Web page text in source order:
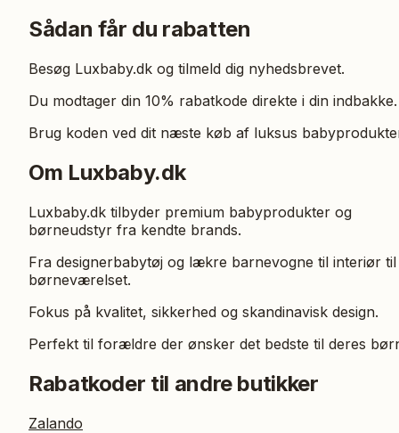
Sådan får du rabatten
Besøg Luxbaby.dk og tilmeld dig nyhedsbrevet.
Du modtager din 10% rabatkode direkte i din indbakke.
Brug koden ved dit næste køb af luksus
Om Luxbaby.dk
Luxbaby.dk tilbyder premium babyprodukter og
børneudstyr fra kendte brands.
Fra designerbabytøj og lækre barnevogne til interiør til
børneværelset.
Fokus på kvalitet, sikkerhed og skandinavisk design.
Perfekt til forældre der ønsker det bedste til deres
Rabatkoder til andre butikker
Zalando